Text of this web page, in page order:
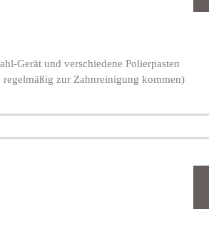
Gerät und verschiedene Polierpasten
zur Zahnreinigung kommen)